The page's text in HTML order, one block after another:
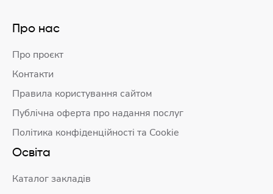
Про нас
Про проєкт
Контакти
Правила користування сайтом
Публічна оферта про надання послуг
Політика конфіденційності та Cookie
Освіта
Каталог закладів